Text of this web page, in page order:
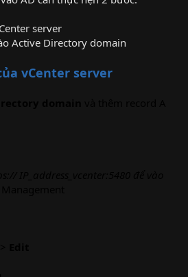
server
Active Directory domain
vCenter server